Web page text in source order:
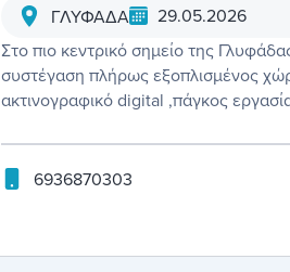
ΓΛΥΦΑΔΑ
29.05.2026
Στο πιο κεντρικό σημείο της
συστέγαση πλήρως εξοπλισμένος
ακτινογραφικό digital ,πάγκος
6936870303